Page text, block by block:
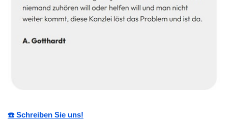
☎️ Schreiben Sie uns!